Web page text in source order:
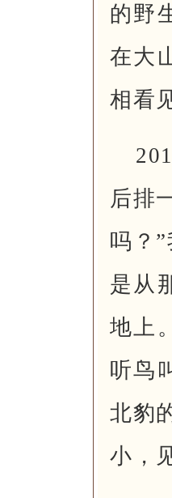
的野
在大
相看
后排
吗？
是从
地上
听鸟
北豹
小，